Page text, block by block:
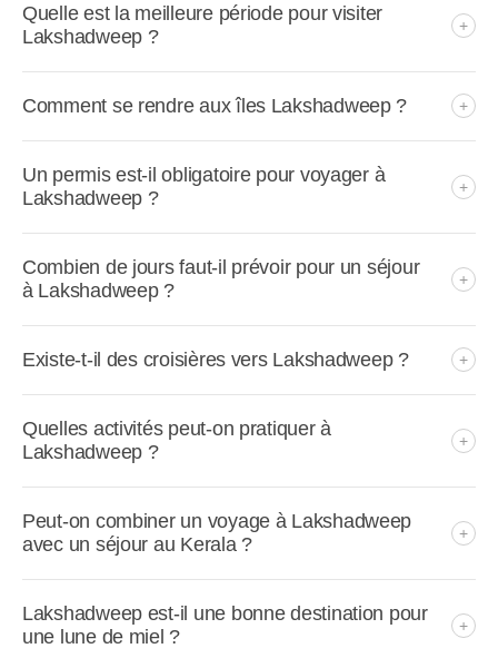
Quelle est la meilleure période pour visiter
Lakshadweep ?
Comment se rendre aux îles Lakshadweep ?
Un permis est-il obligatoire pour voyager à
Lakshadweep ?
Combien de jours faut-il prévoir pour un séjour
à Lakshadweep ?
Existe-t-il des croisières vers Lakshadweep ?
Quelles activités peut-on pratiquer à
Lakshadweep ?
Peut-on combiner un voyage à Lakshadweep
avec un séjour au Kerala ?
Lakshadweep est-il une bonne destination pour
une lune de miel ?